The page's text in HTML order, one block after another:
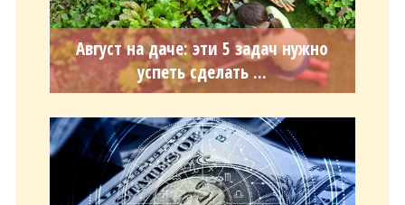
Август на даче: эти 5 задач нужно
успеть сделать ...